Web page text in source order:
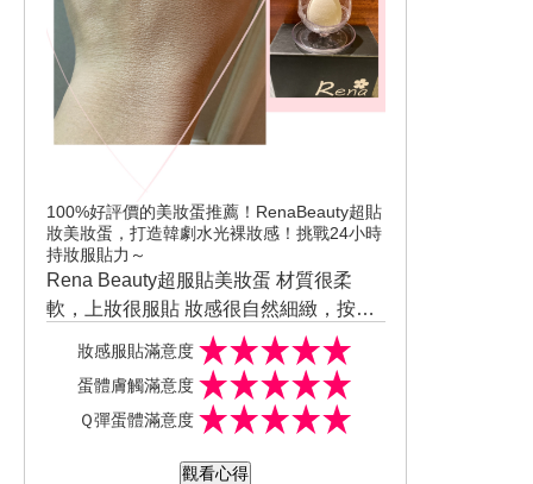
100%好評價的美妝蛋推薦！RenaBeauty超貼
妝美妝蛋，打造韓劇水光裸妝感！挑戰24小時
持妝服貼力～
Rena Beauty超服貼美妝蛋 材質很柔
軟，上妝很服貼 妝感很自然細緻，按壓
在臉上很舒服 我喜歡用美妝蛋上妝，雙
手可以保持乾淨 而且妝感細緻服貼，不
容易脫妝
美妝蛋的清潔方式很簡單，用卸妝油及
肥皂就可以洗的很乾淨 乾濕兩用，隨妳
喜歡的方式 很值得推薦 美妝蛋尖部可以
在眼頭、鼻翼、嘴角做細節處理 還有超
晾乾又美觀 更是加分，可以讓美妝蛋有
妝感服貼滿意度
蛋體膚觸滿意度
Ｑ彈蛋體滿意度
觀看心得